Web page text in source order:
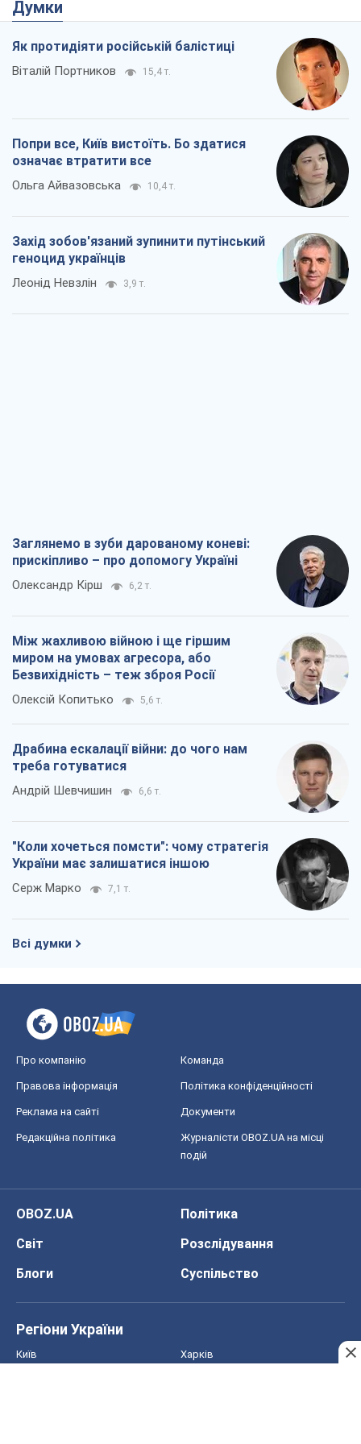
Думки
Як протидіяти російській балістиці
Віталій Портников 15,4 т.
Попри все, Київ вистоїть. Бо здатися
означає втратити все
Ольга Айвазовська 10,4 т.
Захід зобов'язаний зупинити путінський
геноцид українців
Леонід Невзлін 3,9 т.
Заглянемо в зуби дарованому коневі:
прискіпливо – про допомогу Україні
Олександр Кірш 6,2 т.
Між жахливою війною і ще гіршим
миром на умовах агресора, або
Безвихідність – теж зброя Росії
Олексій Копитько 5,6 т.
Драбина ескалації війни: до чого нам
треба готуватися
Андрій Шевчишин 6,6 т.
"Коли хочеться помсти": чому стратегія
України має залишатися іншою
Серж Марко 7,1 т.
Всі думки
Про компанію Команда
Правова інформація Політика конфіденційності
Реклама на сайті Документи
Редакційна політика
Журналісти OBOZ.UA на місці
подій
OBOZ.UA
Політика
Світ
Розслідування
Блоги
Суспільство
Регіони України
Київ Харків